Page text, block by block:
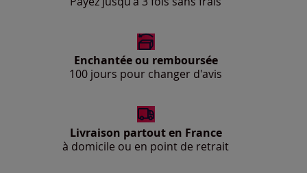
Enchantée ou remboursée
100 jours pour changer d'avis
Livraison partout en France
à domicile ou en point de retrait